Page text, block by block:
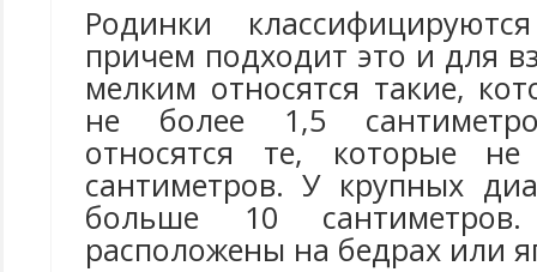
Родинки
причем подходит это и для
мелким относятся такие,
не более 1,5
относятся те, которые
сантиметров. У крупных
больше 10
расположены на бедрах или